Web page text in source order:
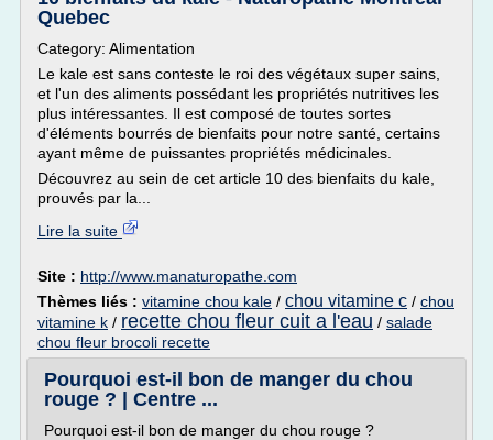
Quebec
Category: Alimentation
Le kale est sans conteste le roi des végétaux super sains,
et l'un des aliments possédant les propriétés nutritives les
plus intéressantes. Il est composé de toutes sortes
d'éléments bourrés de bienfaits pour notre santé, certains
ayant même de puissantes propriétés médicinales.
Découvrez au sein de cet article 10 des bienfaits du kale,
prouvés par la...
Lire la suite
Site : http://www.manaturopathe.com
Thèmes liés : vitamine chou kale / chou vitamine c / chou
vitamine k / recette chou fleur cuit a l'eau / salade
chou fleur brocoli recette
Pourquoi est-il bon de manger du chou
rouge ? | Centre ...
Pourquoi est-il bon de manger du chou rouge ?